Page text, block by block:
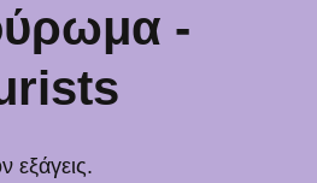
-
εξάγεις.